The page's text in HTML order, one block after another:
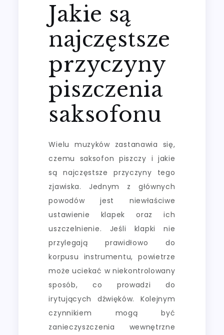
Jakie są
najczęstsze
przyczyny
piszczenia
saksofonu
Wielu muzyków zastanawia się,
czemu saksofon piszczy i jakie
są najczęstsze przyczyny tego
zjawiska. Jednym z głównych
powodów jest niewłaściwe
ustawienie klapek oraz ich
uszczelnienie. Jeśli klapki nie
przylegają prawidłowo do
korpusu instrumentu, powietrze
może uciekać w niekontrolowany
sposób, co prowadzi do
irytujących dźwięków. Kolejnym
czynnikiem mogą być
zanieczyszczenia wewnętrzne